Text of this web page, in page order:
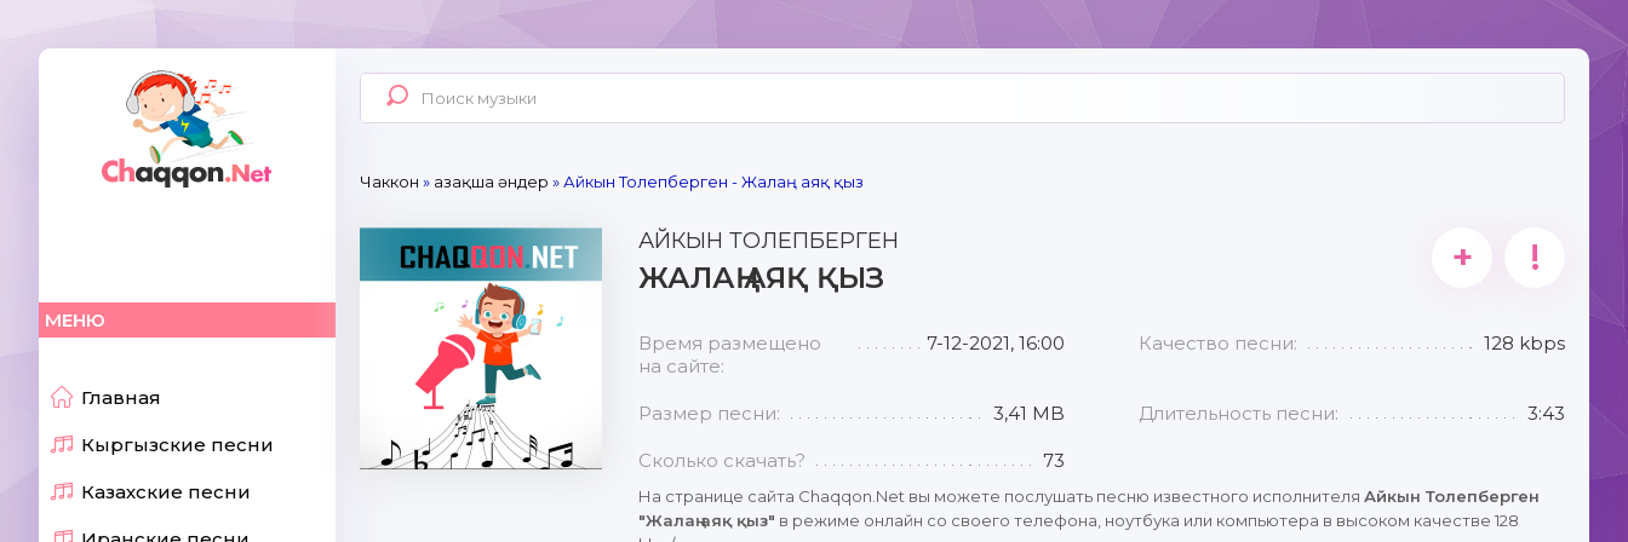
МЕНЮ
Главная
Кыргызские песни
Казахские песни
Чаккон » Қазақша әндер » Айкын Толепберген - Жалаң аяқ қыз
АЙКЫН ТОЛЕПБЕРГЕН
ЖАЛАҢ АЯҚ ҚЫЗ + !
Время размещено
на сайте:
7-12-2021, 16:00 Качество песни: 128 kbps
Размер песни: 3,41 MB Длительность песни: 3:43
Сколько скачать? 73
На странице сайта Chaqqon.Net вы можете послушать песню известного исполнителя Айкын Толепберген
"Жалаң аяқ қыз" в режиме онлайн со своего телефона, ноутбука или компьютера в высоком качестве 128